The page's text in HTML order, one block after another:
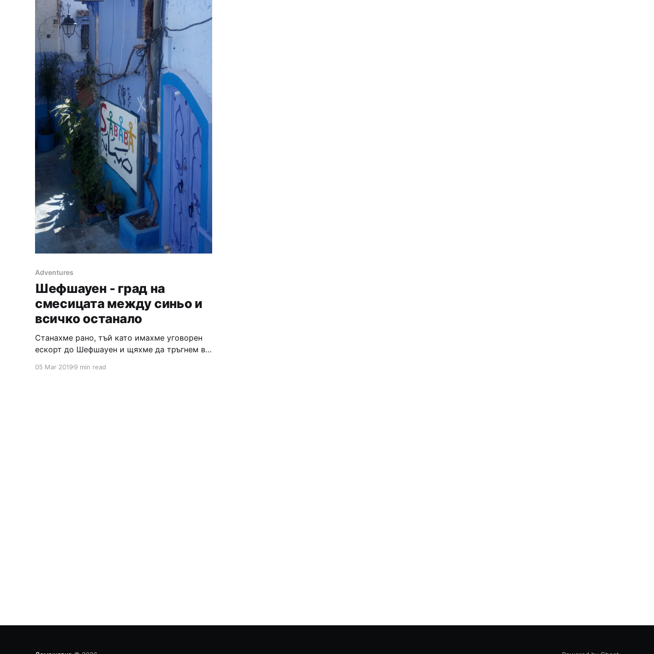
Adventures
Шефшауен - град на
смесицата между синьо и
всичко останало
Станахме рано, тъй като имахме уговорен
ескорт до Шефшауен и щяхме да тръгнем в
Сънувах един мехлем, събиран от три
05 Mar 2019 9 min read